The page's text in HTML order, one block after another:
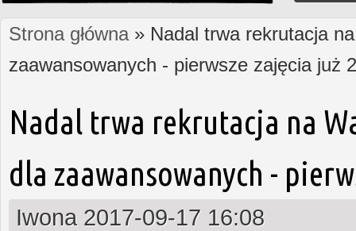
Jesteś tutaj
Strona główna» Nadal trwa rekrutacja
zaawansowanych - pierwsze zajęcia już
Nadal trwa rekrutacja na
dla zaawansowanych -
Iwona 2017-09-17 16:08